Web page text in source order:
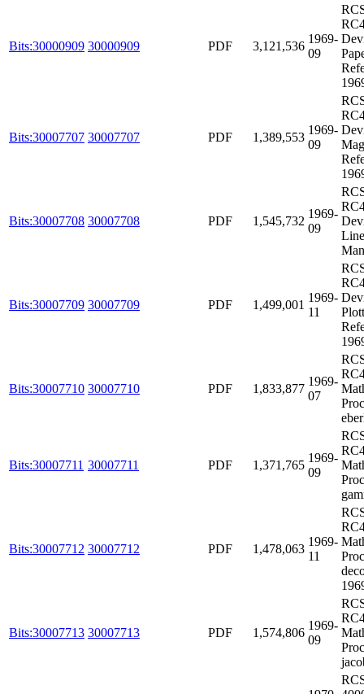
Bits:30000909 30000909 PDF 3,121,536
1969-
09
Bits:30007707 30007707 PDF 1,389,553
1969-
09
Bits:30007708 30007708 PDF 1,545,732
1969-
09
Bits:30007709 30007709 PDF 1,499,001
1969-
11
Bits:30007710 30007710 PDF 1,833,877
1969-
07
Bits:30007711 30007711 PDF 1,371,765
1969-
09
Bits:30007712 30007712 PDF 1,478,063
1969-
11
Bits:30007713 30007713 PDF 1,574,806
1969-
09